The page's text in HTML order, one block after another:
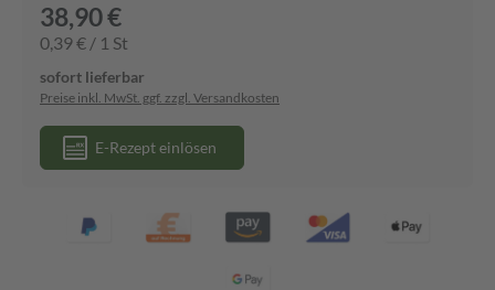
38,90 €
0,39 € / 1 St
sofort lieferbar
Preise inkl. MwSt. ggf. zzgl. Versandkosten
E-Rezept einlösen